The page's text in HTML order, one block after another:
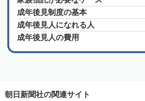
成年後見制度の基本
成年後見人になれる人
成年後見人の費用
朝日新聞社の関連サイト